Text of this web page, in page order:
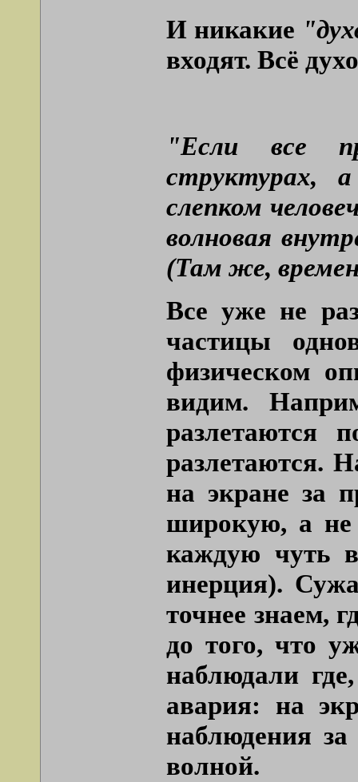
И никакие
входят. Всё
"Если все
структурах,
слепком
волновая
(Там же,
Все уже не
частицы
физическом
видим.
разлетаются
разлетаются.
на экране за
широкую, а не
каждую чуть
инерция).
точнее знаем,
до того, что
наблюдали
авария: на
наблюдения за
волной.